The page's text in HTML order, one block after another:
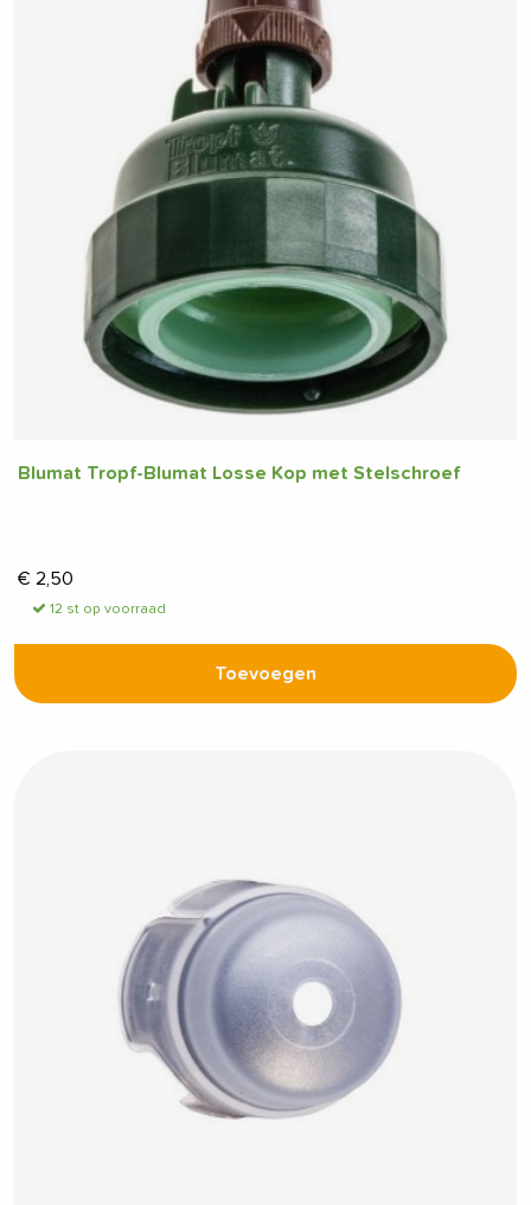
Blumat Tropf-Blumat Losse Kop met Stelschroef
€ 2,50
12 st op voorraad
Toevoegen